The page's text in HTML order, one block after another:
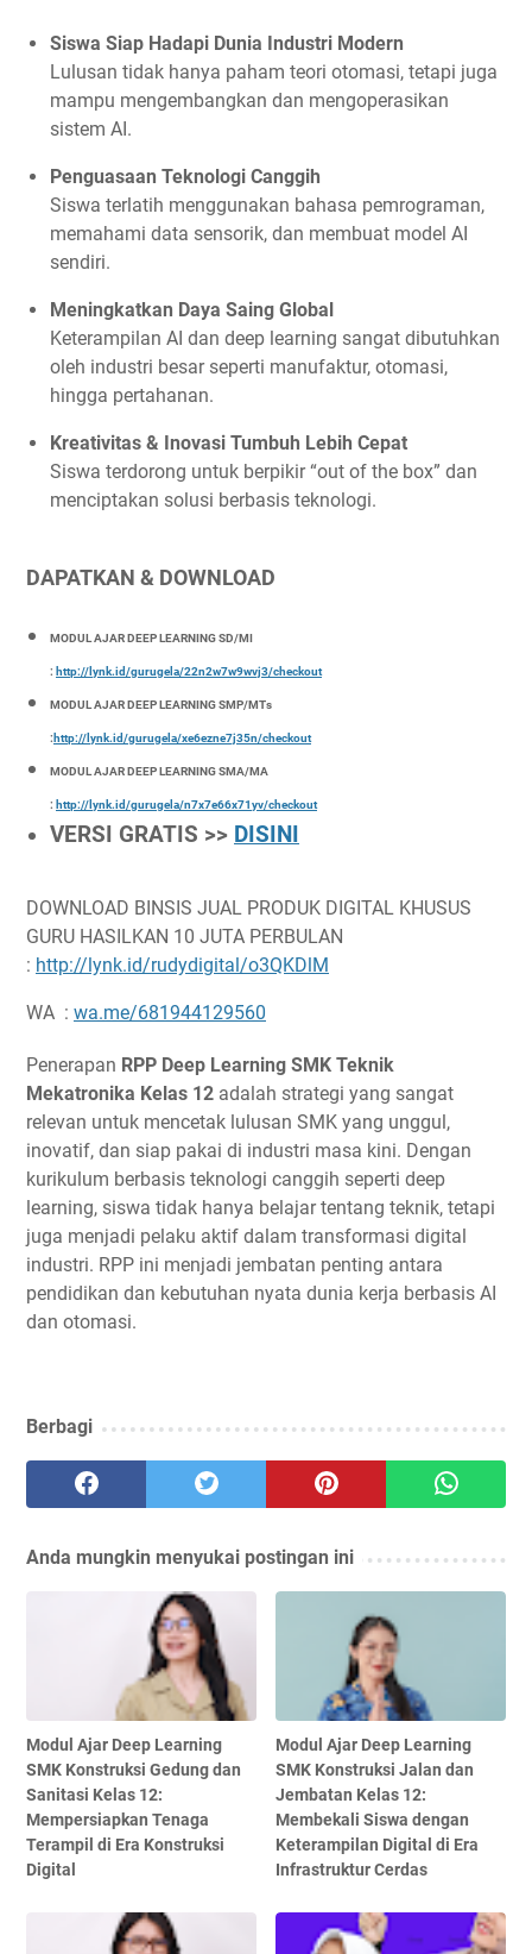
Siswa Siap Hadapi Dunia Industri Modern
Lulusan tidak hanya paham teori otomasi, tetapi juga
mampu mengembangkan dan mengoperasikan
sistem AI.
Penguasaan Teknologi Canggih
Siswa terlatih menggunakan bahasa pemrograman,
memahami data sensorik, dan membuat model AI
sendiri.
Meningkatkan Daya Saing Global
Keterampilan AI dan deep learning sangat dibutuhkan
oleh industri besar seperti manufaktur, otomasi,
hingga pertahanan.
Kreativitas & Inovasi Tumbuh Lebih Cepat
Siswa terdorong untuk berpikir “out of the box” dan
menciptakan solusi berbasis teknologi.
DAPATKAN & DOWNLOAD
MODUL AJAR DEEP LEARNING SD/MI
: http://lynk.id/gurugela/22n2w7w9wvj3/checkout
MODUL AJAR DEEP LEARNING SMP/MTs
: http://lynk.id/gurugela/xe6ezne7j35n/checkout
MODUL AJAR DEEP LEARNING SMA/MA
: http://lynk.id/gurugela/n7x7e66x71yv/checkout
VERSI GRATIS >> DISINI
DOWNLOAD BINSIS JUAL PRODUK DIGITAL KHUSUS
GURU HASILKAN 10 JUTA PERBULAN
: http://lynk.id/rudydigital/o3QKDlM
WA : wa.me/681944129560
Penerapan RPP Deep Learning SMK Teknik
Mekatronika Kelas 12 adalah strategi yang sangat
relevan untuk mencetak lulusan SMK yang unggul,
inovatif, dan siap pakai di industri masa kini. Dengan
kurikulum berbasis teknologi canggih seperti deep
learning, siswa tidak hanya belajar tentang teknik, tetapi
juga menjadi pelaku aktif dalam transformasi digital
industri. RPP ini menjadi jembatan penting antara
pendidikan dan kebutuhan nyata dunia kerja berbasis AI
dan otomasi.
Berbagi
Anda mungkin menyukai postingan ini
Modul Ajar Deep Learning
SMK Konstruksi Gedung dan
Sanitasi Kelas 12:
Mempersiapkan Tenaga
Terampil di Era Konstruksi
Digital
Modul Ajar Deep Learning
SMK Konstruksi Jalan dan
Jembatan Kelas 12:
Membekali Siswa dengan
Keterampilan Digital di Era
Infrastruktur Cerdas